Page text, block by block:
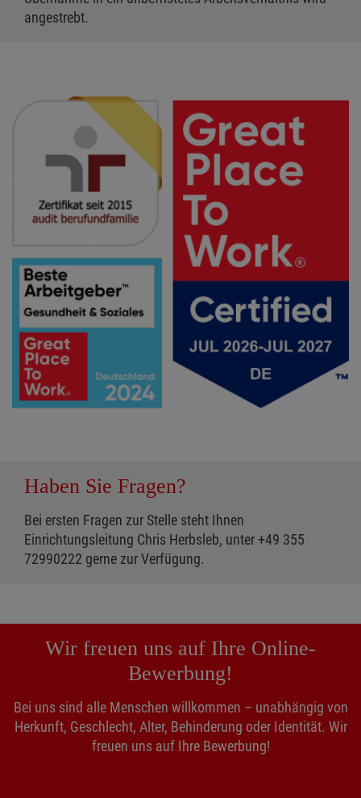
angestrebt.
Haben Sie Fragen?
Bei ersten Fragen zur Stelle steht Ihnen
Einrichtungsleitung Chris Herbsleb, unter +49 355
72990222 gerne zur Verfügung.
Wir freuen uns auf Ihre Online-
Bewerbung!
Bei uns sind alle Menschen willkommen – unabhängig von
Herkunft, Geschlecht, Alter, Behinderung oder Identität. Wir
freuen uns auf Ihre Bewerbung!